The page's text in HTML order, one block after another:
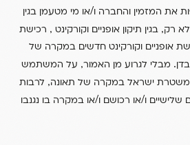
את המזמין והחברה ו/או מי מטעמן בגין
רק, בגין תיקון אופניים וקורקינט , רכישת
אופניים וקורקינט חדשים במקרה של
. מבלי לגרוע מן האמור, על המשתמש
ישראל במקרה של תאונה, לרבות
ו/או רכושם ו/או במקרה בו נגנבו